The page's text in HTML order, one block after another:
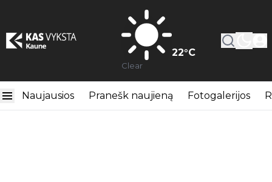
22°C
Clear
Naujausios Pranešk naujieną Fotogalerijos